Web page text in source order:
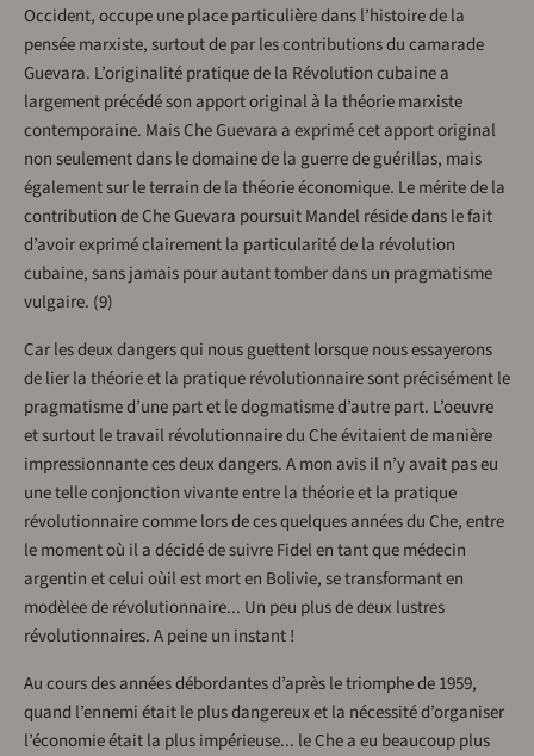
Occident, occupe une place particulière dans l’histoire de la
pensée marxiste, surtout de par les contributions du camarade
Guevara. L’originalité pratique de la Révolution cubaine a
largement précédé son apport original à la théorie marxiste
contemporaine. Mais Che Guevara a exprimé cet apport original
non seulement dans le domaine de la guerre de guérillas, mais
également sur le terrain de la théorie économique. Le mérite de la
contribution de Che Guevara poursuit Mandel réside dans le fait
d’avoir exprimé clairement la particularité de la révolution
cubaine, sans jamais pour autant tomber dans un pragmatisme
vulgaire. (9)
Car les deux dangers qui nous guettent lorsque nous essayerons
de lier la théorie et la pratique révolutionnaire sont précisément le
pragmatisme d’une part et le dogmatisme d’autre part. L’oeuvre
et surtout le travail révolutionnaire du Che évitaient de manière
impressionnante ces deux dangers. A mon avis il n’y avait pas eu
une telle conjonction vivante entre la théorie et la pratique
révolutionnaire comme lors de ces quelques années du Che, entre
le moment où il a décidé de suivre Fidel en tant que médecin
argentin et celui oùil est mort en Bolivie, se transformant en
modèlee de révolutionnaire... Un peu plus de deux lustres
révolutionnaires. A peine un instant !
Au cours des années débordantes d’après le triomphe de 1959,
quand l’ennemi était le plus dangereux et la nécessité d’organiser
l’économie était la plus impérieuse... le Che a eu beaucoup plus